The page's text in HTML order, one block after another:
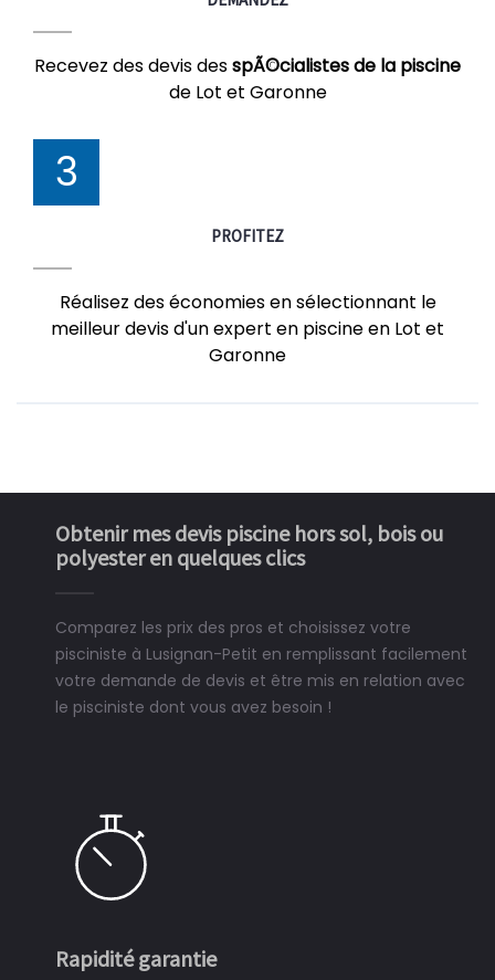
Recevez des devis desspÃ©cialistes de la piscine
de Lot et Garonne
3
PROFITEZ
Réalisez des économies en sélectionnant le
meilleur devis d'un expert en piscine en Lot et
Garonne
Obtenir mes devis piscine hors sol, bois ou
polyester en quelques clics
Comparez les prix des pros et choisissez votre
pisciniste à Lusignan-Petit en remplissant facilement
votre demande de devis et être mis en relation avec
le pisciniste dont vous avez besoin !
Rapidité garantie